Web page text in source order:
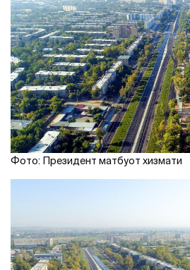
Фото: Президент матбуот хизмати